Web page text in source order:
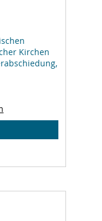
Kirchen